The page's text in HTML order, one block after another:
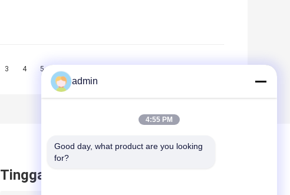
3 4 5
Tinggalkan pesan
admin
4:55 PM
Good day, what product are you looking
for?